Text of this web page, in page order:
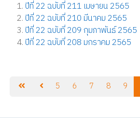
ปีที่ 22 ฉบับที่ 211 เมษายน 2565
ปีที่ 22 ฉบับที่ 210 มีนาคม 2565
ปีที่ 22 ฉบับที่ 209 กุมภาพันธ์ 2565
ปีที่ 22 ฉบับที่ 208 มกราคม 2565
5 6 7 8 9